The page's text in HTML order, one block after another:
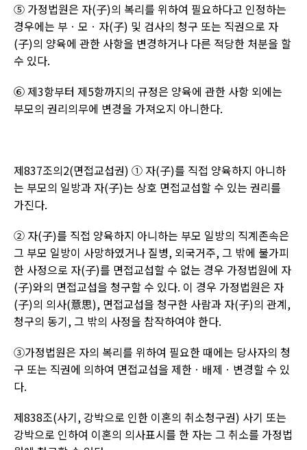
⑤ 가정법원은 자(子)의 복리를 위하여 필요하다고 인정하는
경우에는 부ㆍ모ㆍ자(子) 및 검사의 청구 또는 직권으로 자
(子)의 양육에 관한 사항을 변경하거나 다른 적당한 처분을 할
수 있다.
⑥ 제3항부터 제5항까지의 규정은 양육에 관한 사항 외에는
부모의 권리의무에 변경을 가져오지 아니한다.
제837조의2(면접교섭권) ① 자(子)를 직접 양육하지 아니하
는 부모의 일방과 자(子)는 상호 면접교섭할 수 있는 권리를
가진다.
② 자(子)를 직접 양육하지 아니하는 부모 일방의 직계존속은
그 부모 일방이 사망하였거나 질병, 외국거주, 그 밖에 불가피
한 사정으로 자(子)를 면접교섭할 수 없는 경우 가정법원에 자
(子)와의 면접교섭을 청구할 수 있다. 이 경우 가정법원은 자
(子)의 의사(意思), 면접교섭을 청구한 사람과 자(子)의 관계,
청구의 동기, 그 밖의 사정을 참작하여야 한다.
③가정법원은 자의 복리를 위하여 필요한 때에는 당사자의 청
구 또는 직권에 의하여 면접교섭을 제한ㆍ배제ㆍ변경할 수 있
다.
제838조(사기, 강박으로 인한 이혼의 취소청구권) 사기 또는
강박으로 인하여 이혼의 의사표시를 한 자는 그 취소를 가정법